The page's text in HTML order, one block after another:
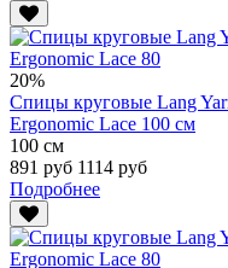
20%
Спицы круговые Lang
Ergonomic Lace 100 см
100 см
891 руб 1114 руб
Подробнее